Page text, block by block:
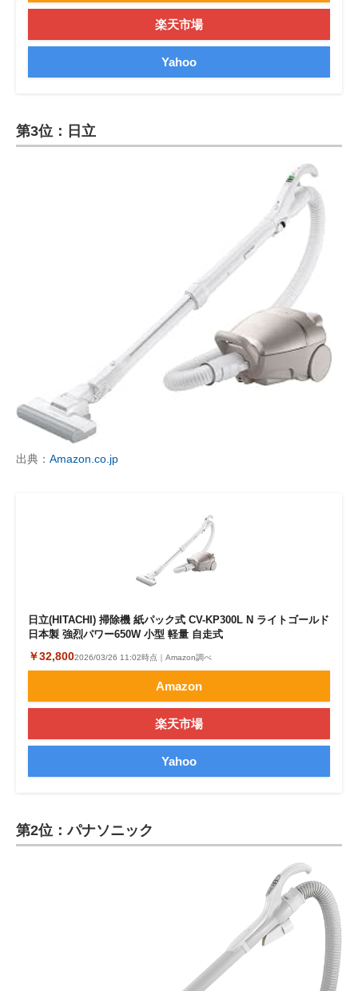
楽天市場
Yahoo
第3位：日立
出典： Amazon.co.jp
日立(HITACHI) 掃除機 紙パック式 CV-KP300L N ライトゴールド
日本製 強烈パワー650W 小型 軽量 自走式
￥32,8002026/03/26 11:02時点｜Amazon調べ
Amazon
楽天市場
Yahoo
第2位：パナソニック